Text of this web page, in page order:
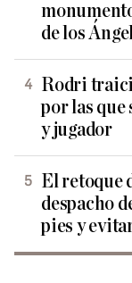
de los
Rodri
por las que
y jugador
El retoque
despacho
pies y